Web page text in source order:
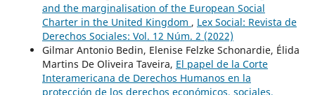
and the marginalisation of the European Social
Charter in the United Kingdom , Lex Social: Revista de
Derechos Sociales: Vol. 12 Núm. 2 (2022)
Gilmar Antonio Bedin, Elenise Felzke Schonardie, Élida
Martins De Oliveira Taveira, El papel de la Corte
Interamericana de Derechos Humanos en la
protección de los derechos económicos, sociales,